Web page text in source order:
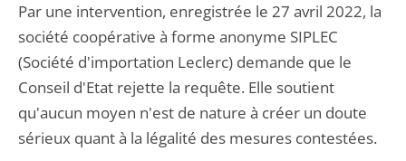
Par une intervention, enregistrée le 27 avril 2022, la
société coopérative à forme anonyme SIPLEC
(Société d'importation Leclerc) demande que le
Conseil d'Etat rejette la requête. Elle soutient
qu'aucun moyen n'est de nature à créer un doute
sérieux quant à la légalité des mesures contestées.